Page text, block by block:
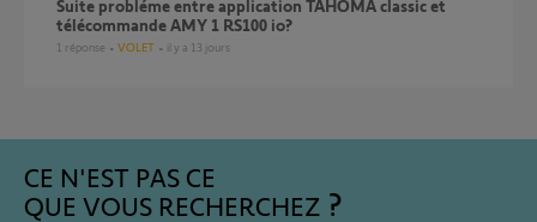
Suite probléme entre application TAHOMA classic et
télécommande AMY 1 RS100 io?
1 réponse VOLET il y a 13 jours
CE N'EST PAS CE
QUE VOUS RECHERCHEZ